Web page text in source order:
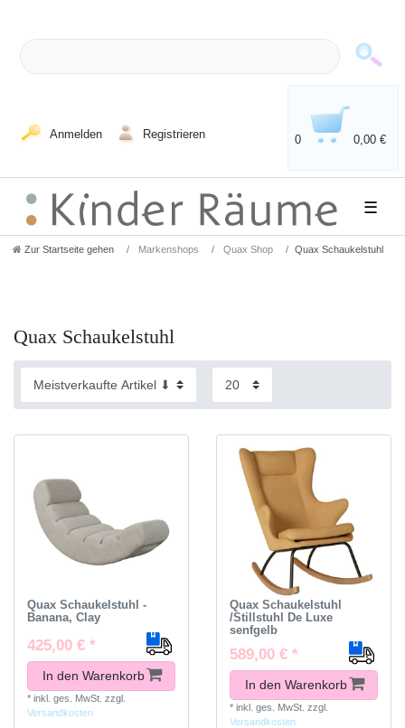
Anmelden Registrieren 0 0,00 €
☰
Zur Startseite gehen Markenshops Quax Shop Quax Schaukelstuhl
Quax Schaukelstuhl
Quax Schaukelstuhl -
Banana, Clay
425,00 € *
In den Warenkorb
* inkl. ges. MwSt. zzgl.
Versandkosten
Quax Schaukelstuhl
/Stillstuhl De Luxe
senfgelb
589,00 € *
In den Warenkorb
* inkl. ges. MwSt. zzgl.
Versandkosten